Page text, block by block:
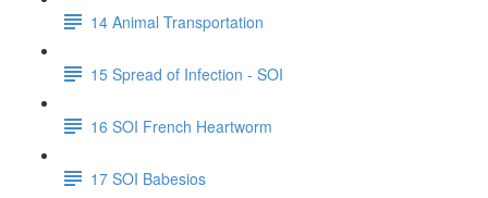
14 Animal Transportation
15 Spread of Infection - SOI
16 SOI French Heartworm
17 SOI Babesios